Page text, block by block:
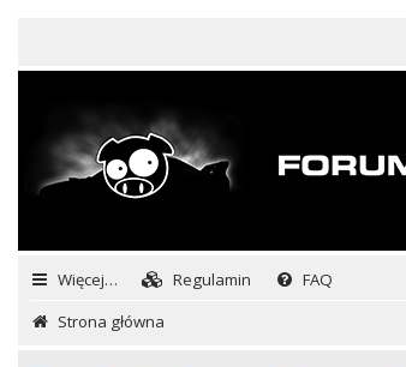
Więcej… Regulamin FAQ
Strona główna